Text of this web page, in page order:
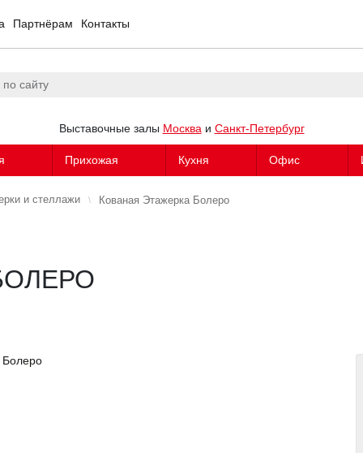
Партнёрам Контакты
Выставочные залы Москва и Санкт-Петербург
Прихожая Кухня Офис
и стеллажи Кованая Этажерка Болеро